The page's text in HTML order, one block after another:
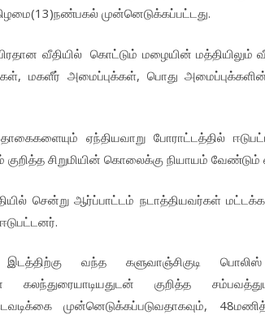
(13)நண்பகல் முன்னெடுக்கப்பட்டது.
வீதியில் கொட்டும் மழையின் மத்தியிலும்
,மகளீர் அமைப்புக்கள், பொது
ஏந்தியவாறு போராட்டத்தில்
குறித்த சிறுமியின் கொலைக்கு நியாயம் வேண்டும்
சென்று ஆர்ப்பாட்டம் நடாத்தியவர்கள்
ஈடுபட்டனர்.
இடத்திற்கு வந்த களுவாஞ்சிகுடி பொலிஸ்
கலந்துரையாடியதுடன் குறித்த
முன்னெடுக்கப்படுவதாகவும், 48